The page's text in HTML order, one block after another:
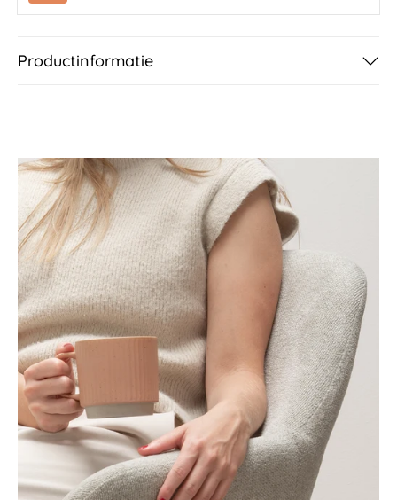
Productinformatie